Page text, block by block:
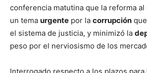
conferencia matutina que la reforma
un tema urgente por la corrupción
el sistema de justicia, y minimizó la
peso por el nerviosismo de los